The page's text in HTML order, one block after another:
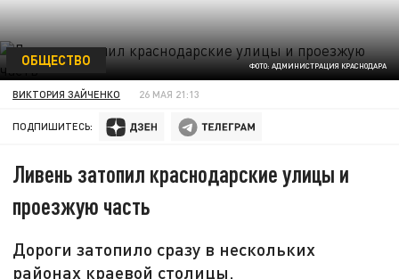
ФОТО: АДМИНИСТРАЦИЯ КРАСНОДАРА
ОБЩЕСТВО
ВИКТОРИЯ ЗАЙЧЕНКО 26 МАЯ 21:13
ПОДПИШИТЕСЬ:
Ливень затопил краснодарские улицы и
проезжую часть
Дороги затопило сразу в нескольких
районах краевой столицы.